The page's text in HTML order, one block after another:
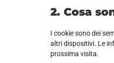
2. Cosa
I cookie sono dei
altri dispositivi. Le
prossima visita.